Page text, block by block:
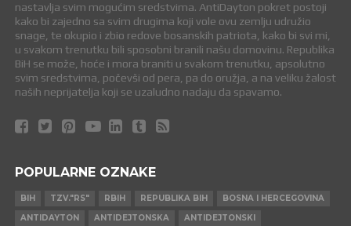
nastavlja svim mogućim sredstvima. AntiDayton pokret postoji
kako bi zajedno sa svim drugima koji vole ovu zemlju udružio
snage, te okupio i zbio redove bosanskih patriota, kako bi svi mi,
u svakom trenutku bili sposobni branili našu domovinu. Republika
BiH se može, hoće i mora braniti u svakom trenutku, apsolutno
svim sredstvima, počevši od pera, pa do oružja, a na veliku žalost
naših neprijatelja koji se uzaludno nadaju da spavamo.
POPULARNE OZNAKE
BIH TZV."RS" RBIH REPUBLIKA BIH
BOSNA I HERCEGOVINA
ANTIDAYTON
ANTIDEJTONSKA
ANTIDEJTONSKI